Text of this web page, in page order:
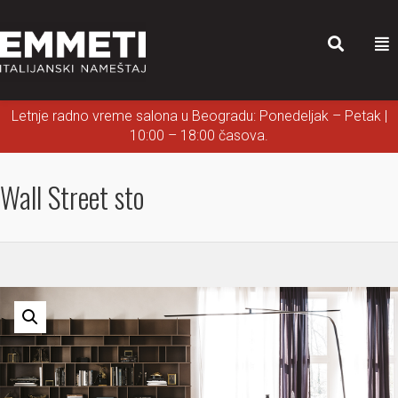
Letnje radno vreme salona u Beogradu: Ponedeljak – Petak |
10:00 – 18:00 časova.
Wall Street sto